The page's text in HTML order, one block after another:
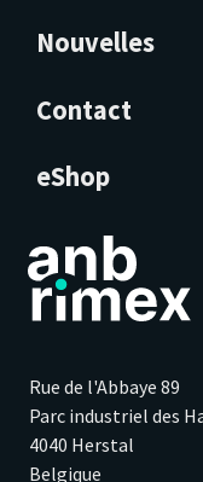
Nouvelles
Contact
eShop
Rue de l'Abbaye 89
Parc industriel des
4040 Herstal
Belgique